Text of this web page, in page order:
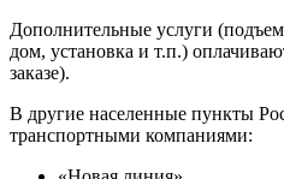
Дополнительные услуги
дом, установка и т.п.)
заказе).
В другие населенные пункты
транспортными компаниями: